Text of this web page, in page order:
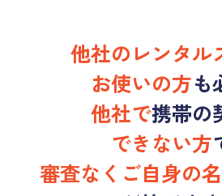
他社のレンタル
お使いの方も
他社で携帯の
できない方
審査なくご自身の